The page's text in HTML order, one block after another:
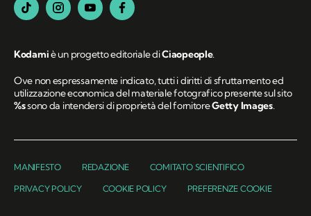
Kodamiè un progetto editoriale diCiaopeople.
Ove non espressamente indicato, tutti i diritti di sfruttamento ed
utilizzazione economica del materiale fotografico presente sul sito
%ssono da intendersi di proprietà del fornitoreGetty Images.
MANIFESTO REDAZIONE COMITATO SCIENTIFICO
PRIVACY POLICY COOKIE POLICY PREFERENZE COOKIE